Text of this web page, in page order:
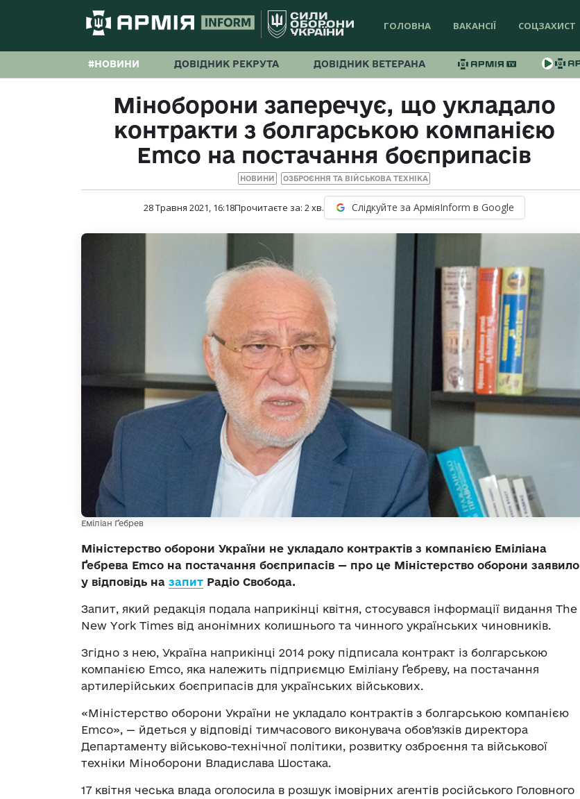
ГОЛОВНА ВАКАНСІЇ СОЦЗАХИСТ
#НОВИНИ ДОВІДНИК РЕКРУТА ДОВІДНИК ВЕТЕРАНА
Міноборони заперечує, що укладало
контракти з болгарською компанією
Emco на постачання боєприпасів
НОВИНИ ОЗБРОЄННЯ ТА ВІЙСЬКОВА ТЕХНІКА
28 Травня 2021, 16:18Прочитаєте за: 2хв. Слідкуйте за АрміяInform в Google
Еміліан Ґебрев
Міністерство оборони України не укладало контрактів з компанією Еміліана
Ґебрева Emco на постачання боєприпасів — про це Міністерство оборони заявило
у відповідь на запит Радіо Свобода.
Запит, який редакція подала наприкінці квітня, стосувався інформації видання The
New York Times від анонімних колишнього та чинного українських чиновників.
Згідно з нею, Україна наприкінці 2014 року підписала контракт із болгарською
компанією Emco, яка належить підприємцю Еміліану Ґебреву, на постачання
артилерійських боєприпасів для українських військових.
«Міністерство оборони України не укладало контрактів з болгарською компанією
Emco», — йдеться у відповіді тимчасового виконувача обов’язків директора
Департаменту військово-технічної політики, розвитку озброєння та військової
техніки Міноборони Владислава Шостака.
17 квітня чеська влада оголосила в розшук імовірних агентів російського Головного